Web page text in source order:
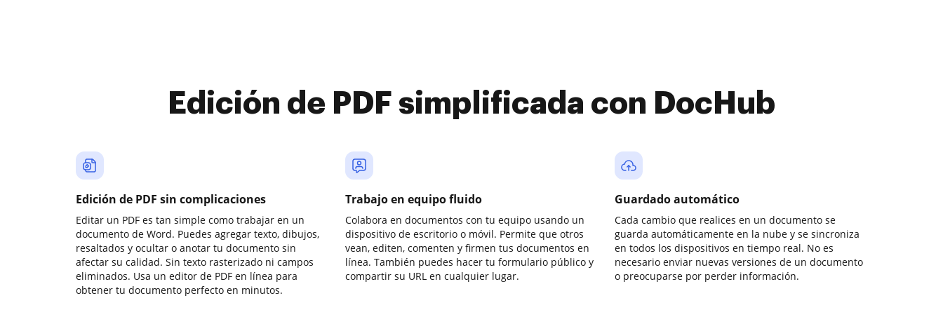
Edición de PDF simplificada con DocHub
Edición de PDF sin complicaciones
Editar un PDF es tan simple como trabajar en un
documento de Word. Puedes agregar texto, dibujos,
resaltados y ocultar o anotar tu documento sin
afectar su calidad. Sin texto rasterizado ni campos
eliminados. Usa un editor de PDF en línea para
obtener tu documento perfecto en minutos.
Trabajo en equipo fluido
Colabora en documentos con tu equipo usando un
dispositivo de escritorio o móvil. Permite que otros
vean, editen, comenten y firmen tus documentos en
línea. También puedes hacer tu formulario público y
compartir su URL en cualquier lugar.
Guardado automático
Cada cambio que realices en un documento se
guarda automáticamente en la nube y se sincroniza
en todos los dispositivos en tiempo real. No es
necesario enviar nuevas versiones de un documento
o preocuparse por perder información.